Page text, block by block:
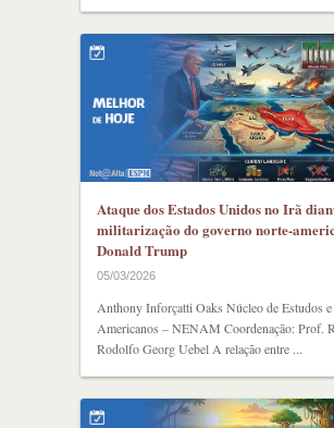
Ataque dos Estados Unidos no Irã
militarização do governo norte-
Donald Trump
05/03/2026
Anthony Inforçatti Oaks Núcleo de Estudos
Americanos – NENAM Coordenação: Prof.
Rodolfo Georg Uebel A relação entre ...